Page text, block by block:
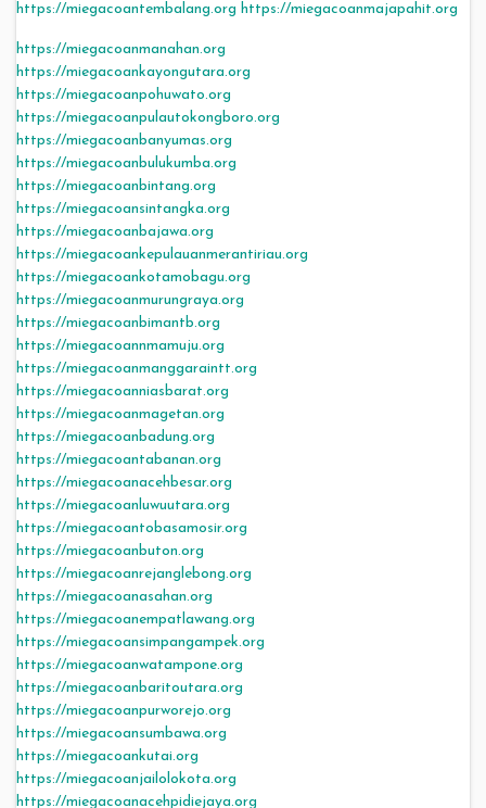
https://miegacoantembalang.org https://miegacoanmajapahit.org
https://miegacoanmanahan.org
https://miegacoankayongutara.org
https://miegacoanpohuwato.org
https://miegacoanpulautokongboro.org
https://miegacoanbanyumas.org
https://miegacoanbulukumba.org
https://miegacoanbintang.org
https://miegacoansintangka.org
https://miegacoanbajawa.org
https://miegacoankepulauanmerantiriau.org
https://miegacoankotamobagu.org
https://miegacoanmurungraya.org
https://miegacoanbimantb.org
https://miegacoannmamuju.org
https://miegacoanmanggaraintt.org
https://miegacoanniasbarat.org
https://miegacoanmagetan.org
https://miegacoanbadung.org
https://miegacoantabanan.org
https://miegacoanacehbesar.org
https://miegacoanluwuutara.org
https://miegacoantobasamosir.org
https://miegacoanbuton.org
https://miegacoanrejanglebong.org
https://miegacoanasahan.org
https://miegacoanempatlawang.org
https://miegacoansimpangampek.org
https://miegacoanwatampone.org
https://miegacoanbaritoutara.org
https://miegacoanpurworejo.org
https://miegacoansumbawa.org
https://miegacoankutai.org
https://miegacoanjailolokota.org
https://miegacoanacehpidiejaya.org